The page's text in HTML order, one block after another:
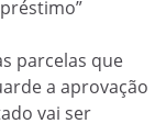
parcelas que
a aprovação
vai ser